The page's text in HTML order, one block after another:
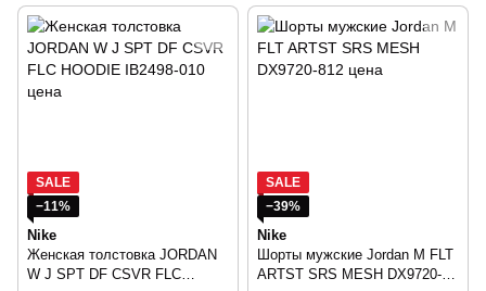
SALE
−11%
Nike
Женская толстовка JORDAN
W J SPT DF CSVR FLC
SALE
−39%
Nike
Шорты мужские Jordan M FLT
ARTST SRS MESH DX9720-